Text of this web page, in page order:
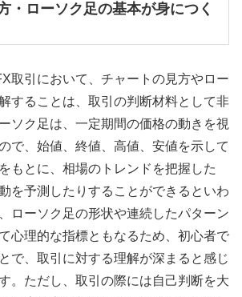
・ローソク足の基本が身につく
取引において、チャートの見方やロー
することは、取引の判断材料として非
ソク足は、一定期間の価格の動きを視
で、始値、終値、高値、安値を示して
もとに、相場のトレンドを把握した
を予測したりすることができるといわ
ローソク足の形状や連続したパターン
心理的な指標ともなるため、初心者で
で、取引に対する理解が深まると感じ
。ただし、取引の際には自己判断を大